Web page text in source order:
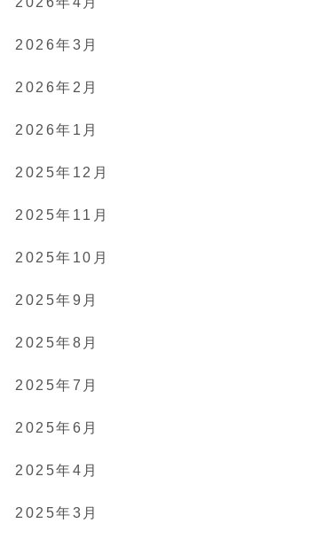
ス
和の
高
コー
は
能登半島地震に関する義援金に
で被災された皆さま、ならびにご家族の
ラブ・所属団体の皆さま、義援金のご協
力ありがとうございました。内訳 日本ソ
2026年3月
2026年2月
2026年1月
2025年12月
2025年11月
2025年10月
2025年9月
2025年8月
2025年7月
2025年6月
2025年4月
2025年3月